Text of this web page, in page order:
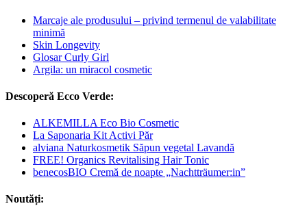
Marcaje ale produsului – privind termenul de valabilitate
minimă
Skin Longevity
Glosar Curly Girl
Argila: un miracol cosmetic
Descoperă Ecco Verde:
ALKEMILLA Eco Bio Cosmetic
La Saponaria Kit Activi Păr
alviana Naturkosmetik Săpun vegetal Lavandă
FREE! Organics Revitalising Hair Tonic
benecosBIO Cremă de noapte „Nachtträumer:in”
Noutăți: